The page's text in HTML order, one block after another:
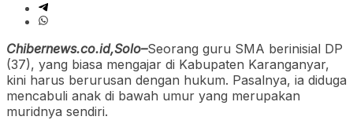
Chibernews.co.id,Solo–Seorang guru SMA berinisial DP
(37), yang biasa mengajar di Kabupaten Karanganyar,
kini harus berurusan dengan hukum. Pasalnya, ia diduga
mencabuli anak di bawah umur yang merupakan
muridnya sendiri.